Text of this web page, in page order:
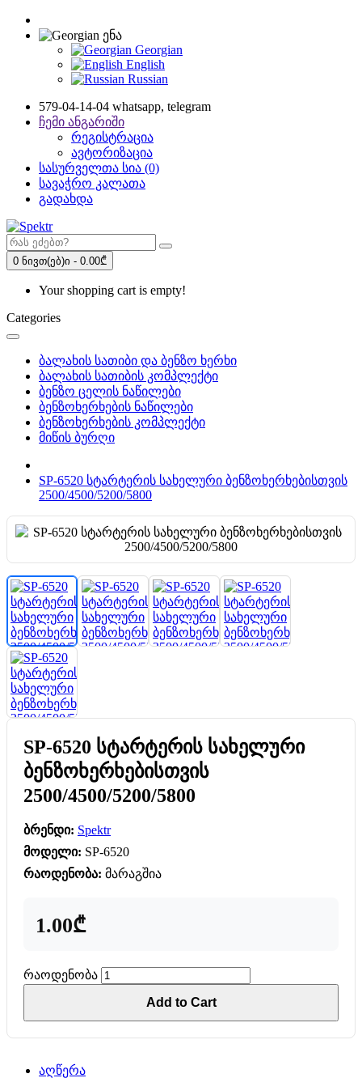
ენა
Georgian
English
Russian
579-04-14-04 whatsapp, telegram
ჩემი ანგარიში
რეგისტრაცია
ავტორიზაცია
სასურველთა სია (0)
სავაჭრო კალათა
გადახდა
0 ნივთ(ებ)ი - 0.00₾
Your shopping cart is empty!
Categories
ბალახის სათიბი და ბენზო ხერხი
ბალახის სათიბის კომპლექტი
ბენზო ცელის ნაწილები
ბენზოხერხების ნაწილები
ბენზოხერხების კომპლექტი
მიწის ბურღი
SP-6520 სტარტერის სახელური ბენზოხერხებისთვის
2500/4500/5200/5800
SP-6520 სტარტერის სახელური
ბენზოხერხებისთვის
2500/4500/5200/5800
ბრენდი: Spektr
მოდელი: SP-6520
რაოდენობა: მარაგშია
1.00₾
რაოდენობა
Add to Cart
აღწერა